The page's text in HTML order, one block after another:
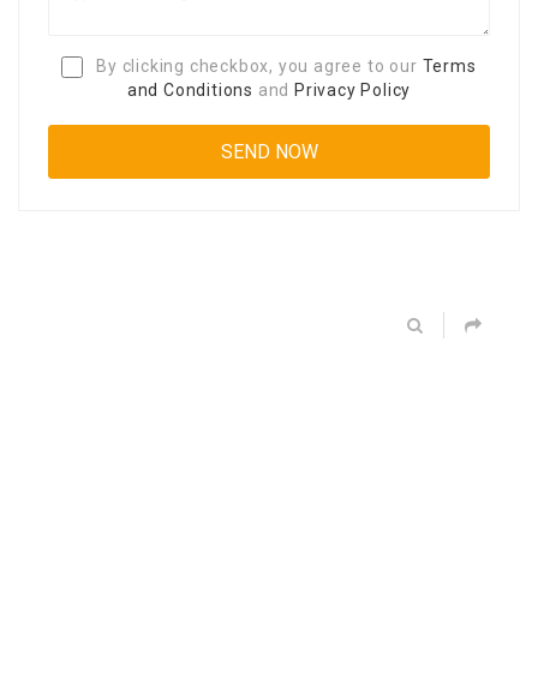
By clicking checkbox, you agree to our Terms
and Conditions and Privacy Policy